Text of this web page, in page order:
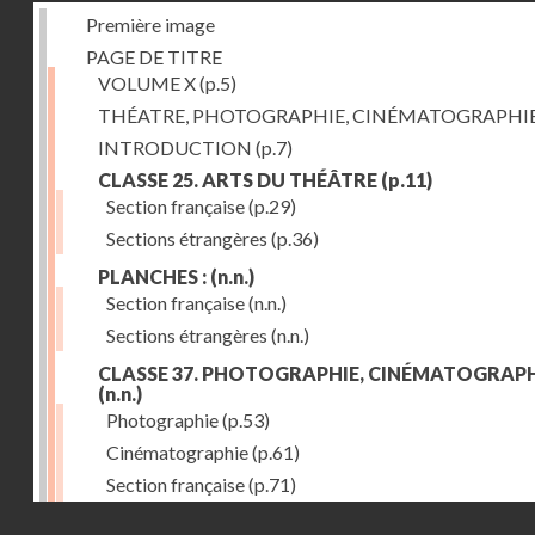
Première image
PAGE DE TITRE
VOLUME X(p.5)
THÉATRE, PHOTOGRAPHIE,
INTRODUCTION (p.7)
CLASSE 25. ARTS DU THÉÂTRE (p.11)
Section française(p.29)
Sections étrangères (p.36)
PLANCHES : (n.n.)
Section française(n.n.)
Sections étrangères (n.n.)
CLASSE 37. PHOTOGRAPHIE,
(n.n.)
Photographie(p.53)
Cinématographie(p.61)
Section française(p.71)